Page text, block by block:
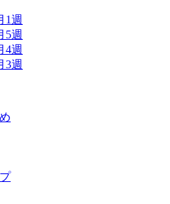
1週
5週
4週
3週